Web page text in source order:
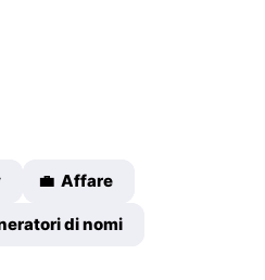
💼 Affare
di nomi